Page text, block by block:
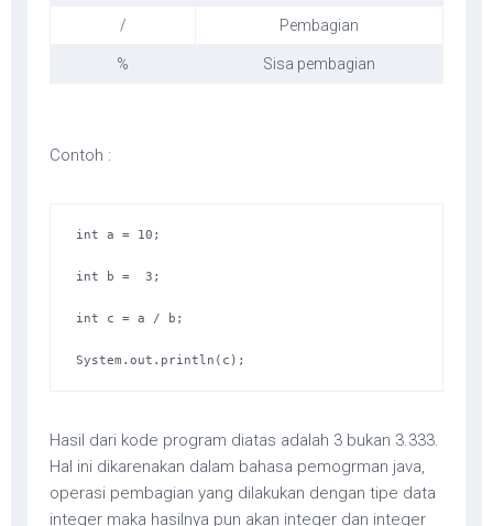
/ Pembagian
% Sisa pembagian
Contoh :
int a = 10;
int b =  3;
int c = a / b;
System.out.println(c);
Hasil dari kode program diatas adalah 3 bukan 3.333.
Hal ini dikarenakan dalam bahasa pemogrman java,
operasi pembagian yang dilakukan dengan tipe data
integer maka hasilnya pun akan integer dan integer